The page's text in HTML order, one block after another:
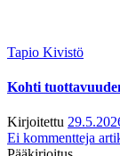
Tapio Kivistö
Kohti
Kirjoitettu
Ei kommentteja